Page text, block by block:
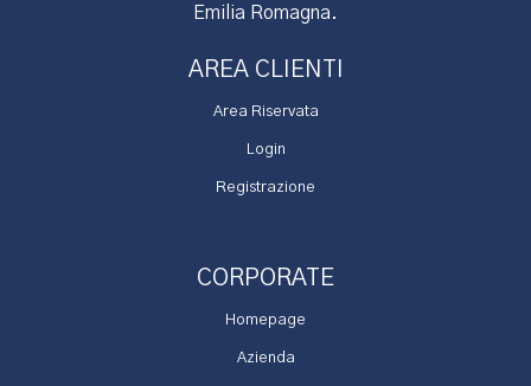
Emilia Romagna.
AREA CLIENTI
Area Riservata
Login
Registrazione
CORPORATE
Homepage
Azienda